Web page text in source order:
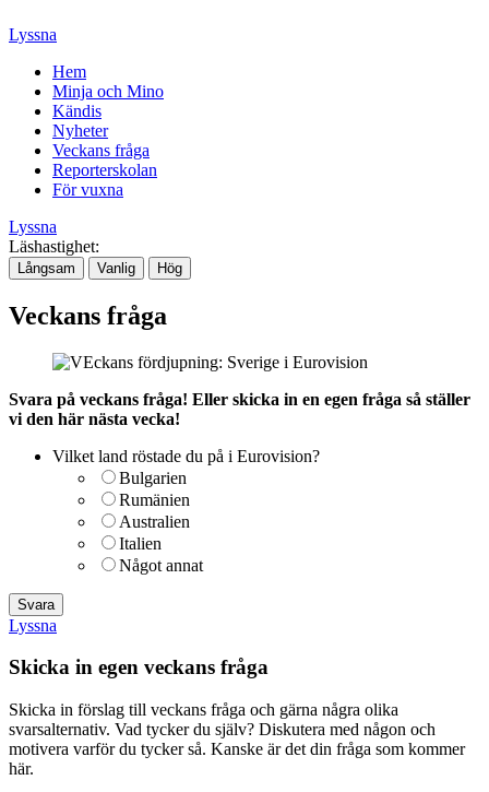
Lyssna
Hem
Minja och Mino
Kändis
Nyheter
Veckans fråga
Reporterskolan
För vuxna
Lyssna
Läshastighet:
Långsam Vanlig Hög
Veckans fråga
Svara på veckans fråga! Eller skicka in en egen fråga så ställer
vi den här nästa vecka!
Vilket land röstade du på i Eurovision?
Bulgarien
Rumänien
Australien
Italien
Något annat
Lyssna
Skicka in egen veckans fråga
Skicka in förslag till veckans fråga och gärna några olika
svarsalternativ. Vad tycker du själv? Diskutera med någon och
motivera varför du tycker så. Kanske är det din fråga som kommer
här.